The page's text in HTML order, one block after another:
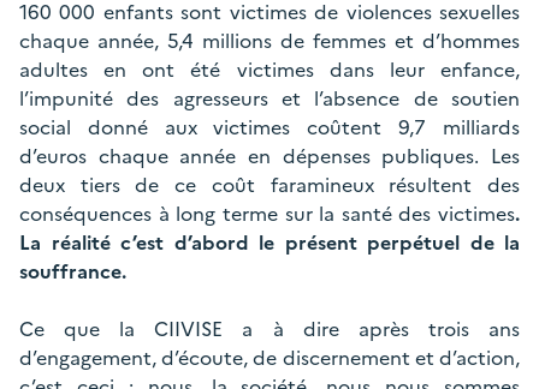
160 000 enfants sont victimes de violences sexuelles
chaque année, 5,4 millions de femmes et d’hommes
adultes en ont été victimes dans leur enfance,
l’impunité des agresseurs et l’absence de soutien
social donné aux victimes coûtent 9,7 milliards
d’euros chaque année en dépenses publiques. Les
deux tiers de ce coût faramineux résultent des
conséquences à long terme sur la santé des victimes.
La réalité c’est d’abord le présent perpétuel de la
souffrance.
Ce que la CIIVISE a à dire après trois ans
d’engagement, d’écoute, de discernement et d’action,